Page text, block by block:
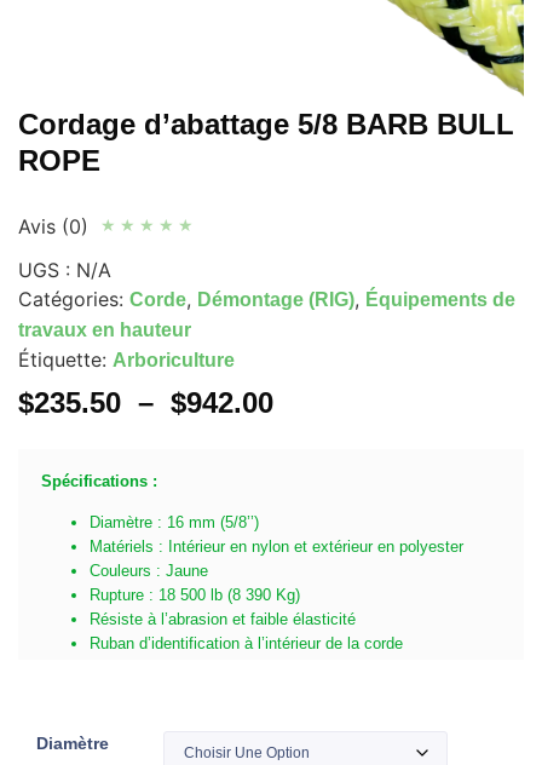
Cordage d’abattage 5/8 BARB BULL
ROPE
Avis (0) ★ ★ ★ ★ ★
UGS : N/A
Catégories: Corde, Démontage (RIG), Équipements de
travaux en hauteur
Étiquette: Arboriculture
$235.50 – $942.00
Spécifications :
Diamètre : 16 mm (5/8’’)
Matériels : Intérieur en nylon et extérieur en polyester
Couleurs : Jaune
Rupture : 18 500 lb (8 390 Kg)
Résiste à l’abrasion et faible élasticité
Ruban d’identification à l’intérieur de la corde
Diamètre